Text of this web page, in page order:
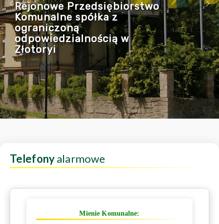
Rejonowe Przedsiębiorstwo
Komunalne spółka z
ograniczoną
odpowiedzialnością w
Złotoryi
Telefonyalarmowe
Mienie Komunalne: